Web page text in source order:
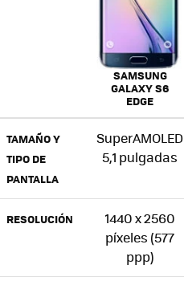
SAMSUNG
GALAXY S6
EDGE
TAMAÑO Y
TIPO DE
PANTALLA
SuperAMOLED
5,1 pulgadas
RESOLUCIÓN
1440 x 2560
píxeles (577
ppp)